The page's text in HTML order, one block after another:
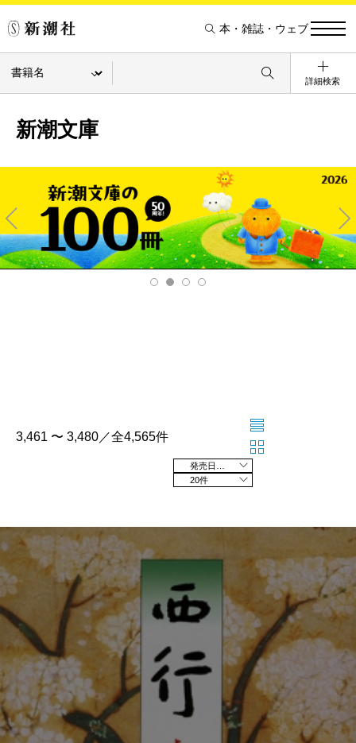
本・雑誌・ウェブ
詳細検索
新潮文庫
Pre
v
Ne
xt
3,461 〜 3,480／全4,565件
20件